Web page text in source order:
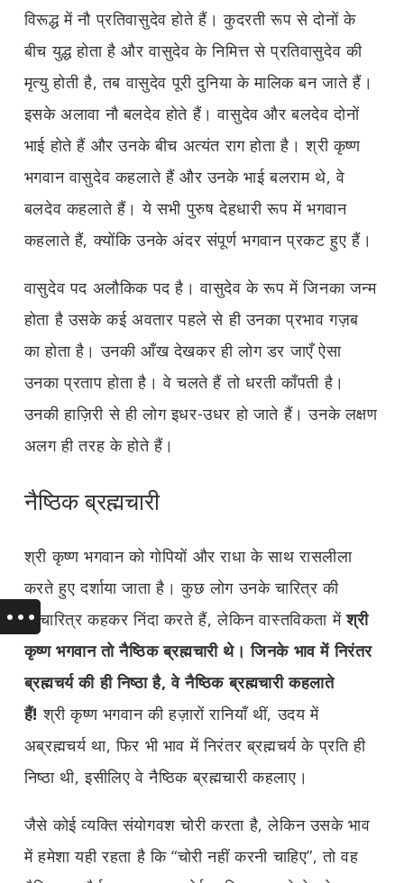
विरूद्ध में नौ प्रतिवासुदेव होते हैं। कुदरती रूप से दोनों के
बीच युद्ध होता है और वासुदेव के निमित्त से प्रतिवासुदेव की
मृत्यु होती है, तब वासुदेव पूरी दुनिया के मालिक बन जाते हैं।
इसके अलावा नौ बलदेव होते हैं। वासुदेव और बलदेव दोनों
भाई होते हैं और उनके बीच अत्यंत राग होता है। श्री कृष्ण
भगवान वासुदेव कहलाते हैं और उनके भाई बलराम थे, वे
बलदेव कहलाते हैं। ये सभी पुरुष देहधारी रूप में भगवान
कहलाते हैं, क्योंकि उनके अंदर संपूर्ण भगवान प्रकट हुए हैं।
वासुदेव पद अलौकिक पद है। वासुदेव के रूप में जिनका जन्म
होता है उसके कई अवतार पहले से ही उनका प्रभाव गज़ब
का होता है। उनकी आँख देखकर ही लोग डर जाएँ ऐसा
उनका प्रताप होता है। वे चलते हैं तो धरती काँपती है।
उनकी हाज़िरी से ही लोग इधर-उधर हो जाते हैं। उनके लक्षण
अलग ही तरह के होते हैं।
नैष्ठिक ब्रह्मचारी
श्री कृष्ण भगवान को गोपियों और राधा के साथ रासलीला
करते हुए दर्शाया जाता है। कुछ लोग उनके चारित्र की
दुश्चारित्र कहकर निंदा करते हैं, लेकिन वास्तविकता में श्री
कृष्ण भगवान तो नैष्ठिक ब्रह्मचारी थे। जिनके भाव में निरंतर
ब्रह्मचर्य की ही निष्ठा है, वे नैष्ठिक ब्रह्मचारी कहलाते
हैं! श्री कृष्ण भगवान की हज़ारों रानियाँ थीं, उदय में
अब्रह्मचर्य था, फिर भी भाव में निरंतर ब्रह्मचर्य के प्रति ही
निष्ठा थी, इसीलिए वे नैष्ठिक ब्रह्मचारी कहलाए।
जैसे कोई व्यक्ति संयोगवश चोरी करता है, लेकिन उसके भाव
में हमेशा यही रहता है कि “चोरी नहीं करनी चाहिए”, तो वह